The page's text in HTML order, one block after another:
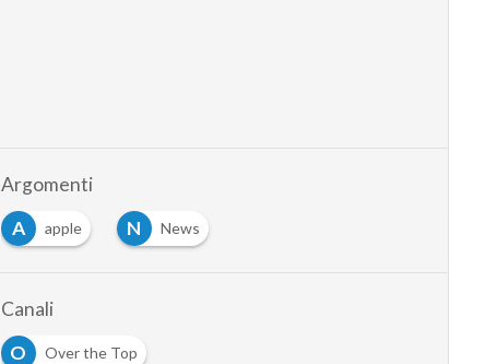
Argomenti
A
apple N News
Canali
O
Over the Top